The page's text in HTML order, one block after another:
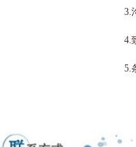
3.
4.
5.